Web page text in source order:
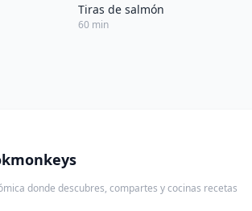
Tiras de salmón
60 min
donde descubres, compartes y cocinas recetas